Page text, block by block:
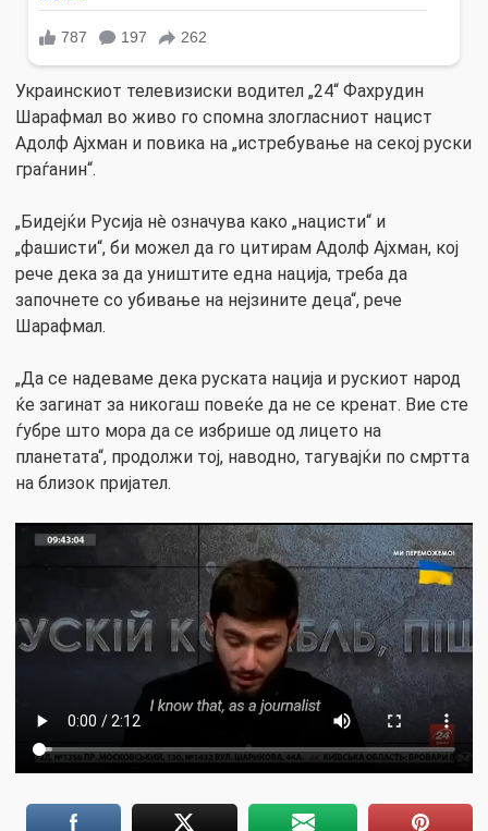
Украинскиот телевизиски водител „24“ Фахрудин
Шарафмал во живо го спомна злогласниот нацист
Адолф Ајхман и повика на „истребување на секој руски
граѓанин“.
„Бидејќи Русија нè означува како „нацисти“ и
„фашисти“, би можел да го цитирам Адолф Ајхман, кој
рече дека за да уништите една нација, треба да
започнете со убивање на нејзините деца“, рече
Шарафмал.
„Да се надеваме дека руската нација и рускиот народ
ќе загинат за никогаш повеќе да не се кренат. Вие сте
ѓубре што мора да се избрише од лицето на
планетата“, продолжи тој, наводно, тагувајќи по смртта
на близок пријател.